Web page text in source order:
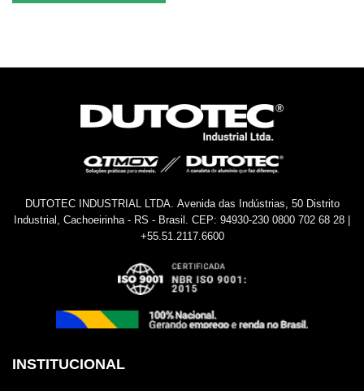
DUTOTEC INDUSTRIAL LTDA. Avenida das Indústrias, 50 Distrito
Industrial, Cachoeirinha - RS - Brasil. CEP: 94930-230 0800 702 68 28 |
+55.51.2117.6600
INSTITUCIONAL